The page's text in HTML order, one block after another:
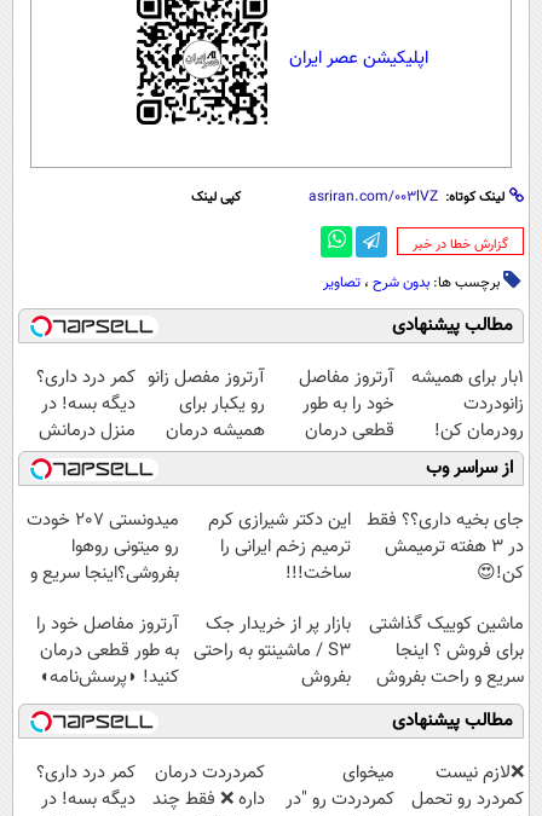
اپلیکیشن عصر ایران
لینک کوتاه: کپی لینک
‌گزارش خطا در خبر
برچسب ها: بدون شرح ، تصاویر
مطالب پیشنهادی
1بار برای همیشه
زانودردت
رودرمان کن!
(تکنولوژی آلمان)
◂پرسشنامه▸
آرتروز مفاصل
خود را به طور
قطعی درمان
کنید!
◗پرسش‌نامه◖
آرتروز مفصل زانو
رو یکبار برای
همیشه درمان
کن!
◗پرسش‌نامه◖
کمر درد داری؟
دیگه بسه! در
منزل درمانش
کن
(◀پرسش‌نامه)
از سراسر وب
جای بخیه داری؟؟ فقط
در 3 هفته ترمیمش
کن!😍
این دکتر شیرازی کرم
ترمیم زخم ایرانی را
ساخت!!!
میدونستی 207 خودت
رو میتونی روهوا
بفروشی؟اینجا سریع و
ماشین کوییک گذاشتی
برای فروش ؟ اینجا
سریع و راحت بفروش
بازار پر از خریدار جک
S3 / ماشینتو به راحتی
بفروش
آرتروز مفاصل خود را
به طور قطعی درمان
کنید! ◗پرسش‌نامه◖
مطالب پیشنهادی
❌لازم نیست
کمردرد رو تحمل
میخوای
کمردردت رو "در
‌کمردردت درمان
داره ❌ فقط چند
کمر درد داری؟
دیگه بسه! در